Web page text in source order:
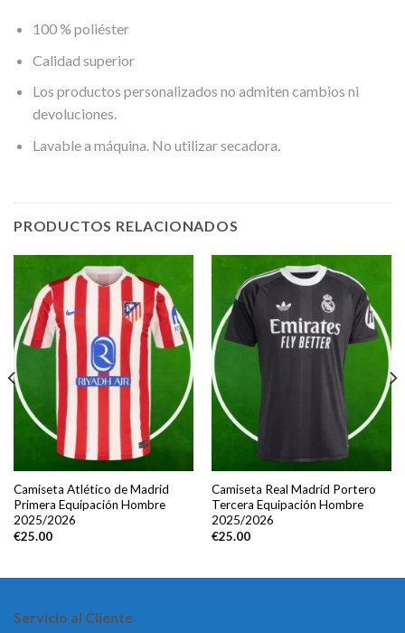
100 % poliéster
Calidad superior
Los productos personalizados no admiten cambios ni
devoluciones.
Lavable a máquina. No utilizar secadora.
PRODUCTOS RELACIONADOS
Camiseta Atlético de Madrid
Primera Equipación Hombre
2025/2026
€25.00
Camiseta Real Madrid Portero
Tercera Equipación Hombre
2025/2026
€25.00
Servicio al Cliente